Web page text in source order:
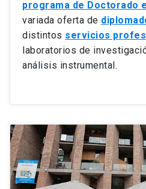
programa de Doctorado
variada oferta de
distintos servicios
laboratorios de
análisis instrumental.